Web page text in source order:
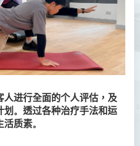
人进行全面的个人评估， 及
划 。 透过各种治疗手法和运
活质素。
物理治疗中心
实习室
消息
团队
问题